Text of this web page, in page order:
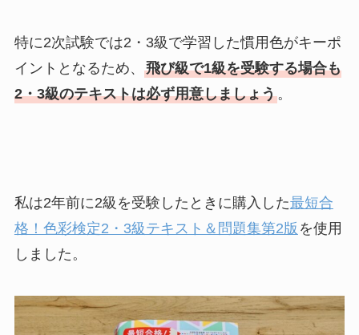
特に2次試験では2・3級で学習した慣用色がキーポ
イントとなるため、 飛び級で1級を受験する場合も
2・3級のテキストは必ず用意しましょう。
私は2年前に2級を受験したときに購入した最短合
格！色彩検定2・3級テキスト＆問題集第2版 を使用
しました。